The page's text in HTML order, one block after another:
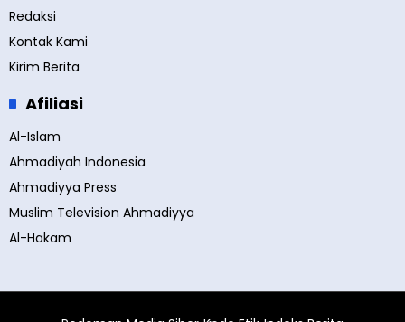
Redaksi
Kontak Kami
Kirim Berita
Afiliasi
Al-Islam
Ahmadiyah Indonesia
Ahmadiyya Press
Muslim Television Ahmadiyya
Al-Hakam